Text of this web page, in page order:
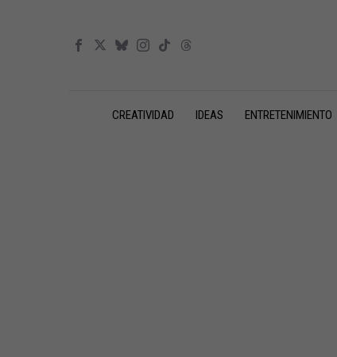
CREATIVIDAD IDEAS ENTRETENIMIENTO